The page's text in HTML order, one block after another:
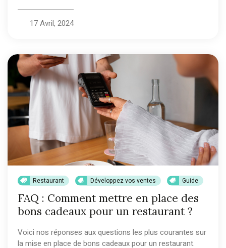
17 Avril, 2024
Restaurant Développez vos ventes Guide
FAQ : Comment mettre en place des
bons cadeaux pour un restaurant ?
Voici nos réponses aux questions les plus courantes sur
la mise en place de bons cadeaux pour un restaurant.